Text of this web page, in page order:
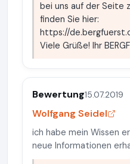
bei uns auf der Seite
finden Sie hier:
https://
Viele Grüße! Ihr
Bewertung15.07.2019
Wolfgang Seidel
ich habe mein Wissen
neue Informationen